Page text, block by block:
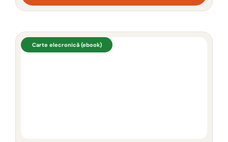
Carte elecronică (ebook)